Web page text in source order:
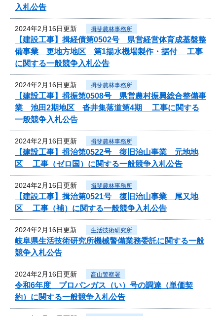
入札公告
2024年2月16日更新 揖斐農林事務所
【建設工事】揖経債第0502号 県営経営体育成基盤整
備事業 更地方地区 第1揚水機場製作・据付 工事
に関する一般競争入札公告
2024年2月16日更新 揖斐農林事務所
【建設工事】揖振第0508号 県営農村振興総合整備事
業 池田2期地区 沓井集落道第4期 工事に関する
一般競争入札公告
2024年2月16日更新 揖斐農林事務所
【建設工事】揖治第0522号 復旧治山事業 元地地
区 工事（ゼロ国）に関する一般競争入札公告
2024年2月16日更新 揖斐農林事務所
【建設工事】揖治第0521号 復旧治山事業 尾又地
区 工事（補）に関する一般競争入札公告
2024年2月16日更新 生活技術研究所
岐阜県生活技術研究所機械警備業務委託に関する一般
競争入札公告
2024年2月16日更新 高山警察署
令和6年度 プロパンガス（い）号の調達（単価契
約）に関する一般競争入札公告